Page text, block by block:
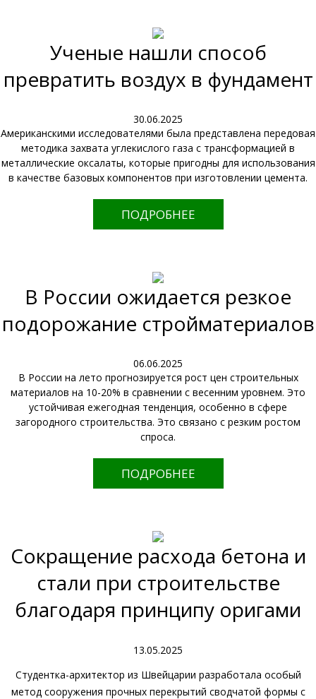
Ученые нашли способ
превратить воздух в фундамент
30.06.2025
Американскими исследователями была представлена передовая
методика захвата углекислого газа с трансформацией в
металлические оксалаты, которые пригодны для использования
в качестве базовых компонентов при изготовлении цемента.
ПОДРОБНЕЕ
В России ожидается резкое
подорожание стройматериалов
06.06.2025
В России на лето прогнозируется рост цен строительных
материалов на 10-20% в сравнении с весенним уровнем. Это
устойчивая ежегодная тенденция, особенно в сфере
загородного строительства. Это связано с резким ростом
спроса.
ПОДРОБНЕЕ
Сокращение расхода бетона и
стали при строительстве
благодаря принципу оригами
13.05.2025
Студентка-архитектор из Швейцарии разработала особый
метод сооружения прочных перекрытий сводчатой формы с